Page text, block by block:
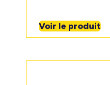
Voir le produit